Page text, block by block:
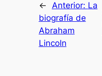
← Anterior: La
biografía de
Abraham
Lincoln